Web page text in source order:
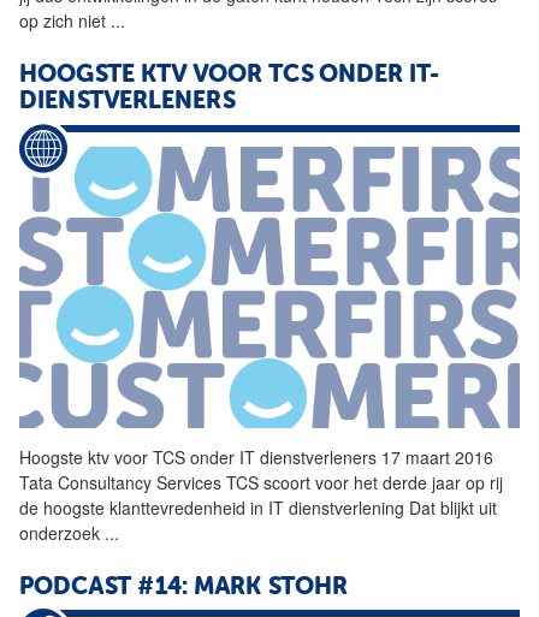
op zich niet ...
HOOGSTE KTV VOOR TCS ONDER IT-
DIENSTVERLENERS
Hoogste ktv voor TCS onder IT dienstverleners 17 maart 2016
Tata Consultancy Services TCS scoort voor het derde jaar op rij
de hoogste klanttevredenheid in IT dienstverlening Dat blijkt uit
onderzoek ...
PODCAST #14: MARK STOHR